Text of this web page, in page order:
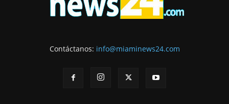
Contáctanos: info@miaminews24.com